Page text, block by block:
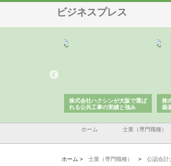
ビジネスプレス
株式会社ハクシンが大阪で選ば
れる公共工事の実績と強み
株
築
ホーム 士業（専門職種）
ホーム > 士業（専門職種） > 公認会計